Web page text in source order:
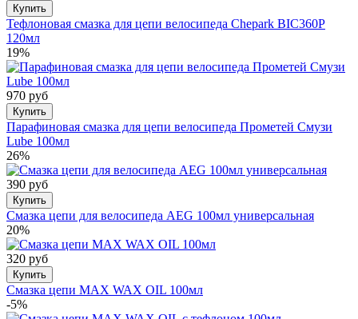
Купить
Тефлоновая смазка для цепи велосипеда Chepark BIC360Р
120мл
19%
970 руб
Купить
Парафиновая смазка для цепи велосипеда Прометей Смузи
Lube 100мл
26%
390 руб
Купить
Смазка цепи для велосипеда AEG 100мл универсальная
20%
320 руб
Купить
Смазка цепи MAX WAX OIL 100мл
-5%